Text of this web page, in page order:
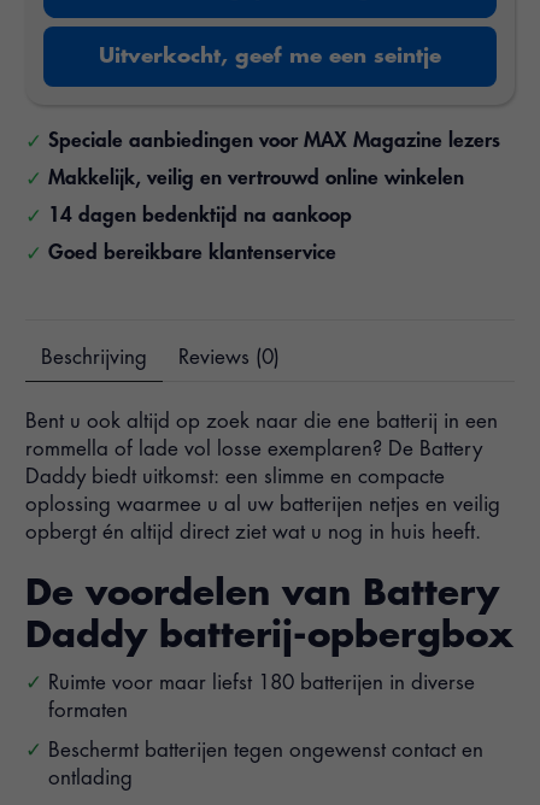
Uitverkocht, geef me een seintje
Speciale aanbiedingen voor MAX Magazine lezers
Makkelijk, veilig en vertrouwd online winkelen
14 dagen bedenktijd na aankoop
Goed bereikbare klantenservice
Beschrijving Reviews (0)
Bent u ook altijd op zoek naar die ene batterij in een
rommella of lade vol losse exemplaren? De Battery
Daddy biedt uitkomst: een slimme en compacte
oplossing waarmee u al uw batterijen netjes en veilig
opbergt én altijd direct ziet wat u nog in huis heeft.
De voordelen van Battery
Daddy batterij-opbergbox
Ruimte voor maar liefst 180 batterijen in diverse
formaten
Beschermt batterijen tegen ongewenst contact en
ontlading